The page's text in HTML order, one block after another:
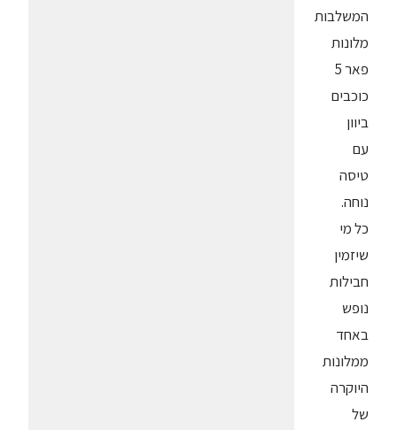
המשלבות
מלונות
פאר 5
כוכבים
ביוון
עם
טיסה
נוחה.
כל מי
שיזמין
חבילות
נופש
באחד
ממלונות
היוקרה
של